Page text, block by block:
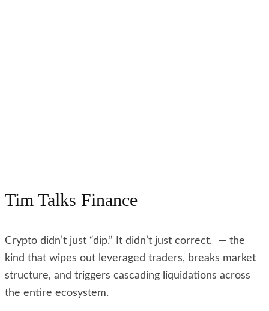
Tim Talks Finance
Crypto didn’t just “dip.” It didn’t just correct. — the
kind that wipes out leveraged traders, breaks market
structure, and triggers cascading liquidations across
the entire ecosystem.